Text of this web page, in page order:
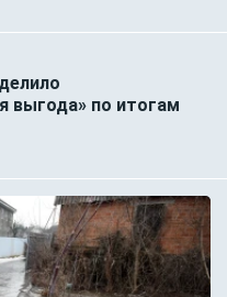
выгода» по итогам